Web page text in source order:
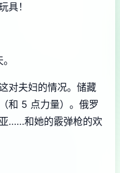
具！
对夫妇的情况。储藏
和 5 点力量）。俄罗
……和她的霰弹枪的欢